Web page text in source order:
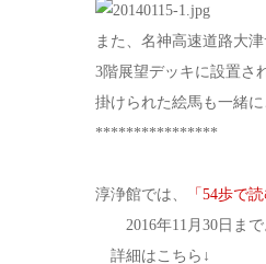
また、名神高速道路大
3階展望デッキに設置さ
掛けられた絵馬も一緒
****************
淳浄館では、 「54歩で
2016年11月30日まで
詳細はこちら↓